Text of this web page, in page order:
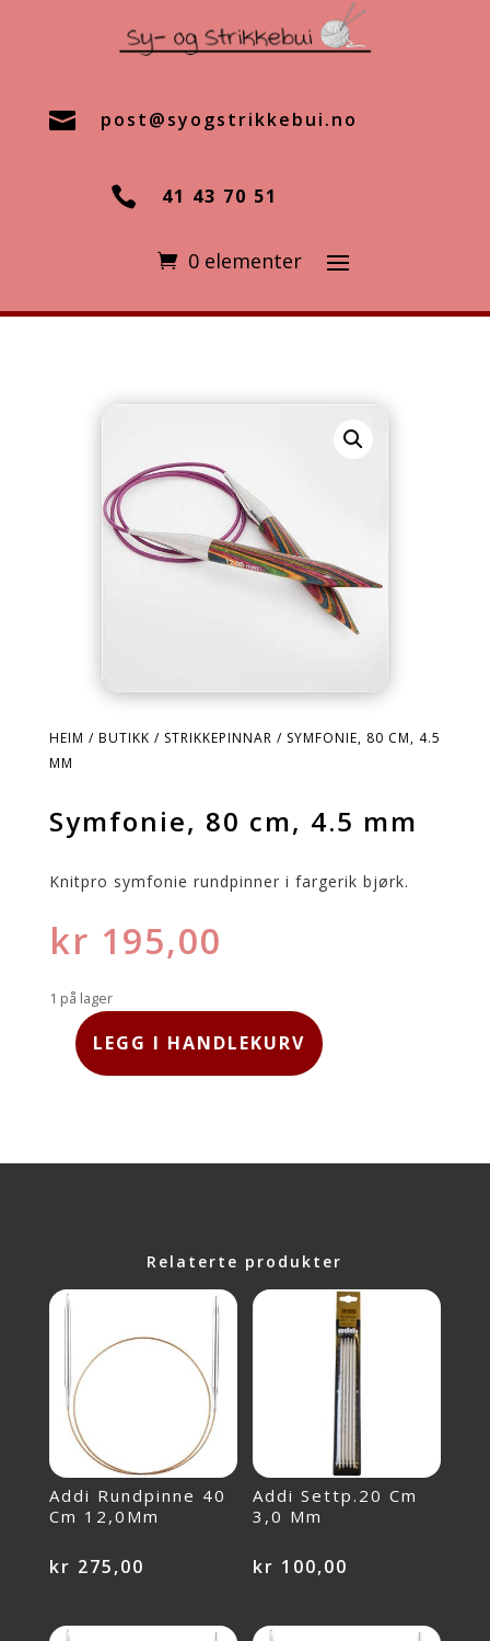
 post@syogstrikkebui.no
 41 43 70 51
0 elementer
HEIM / BUTIKK / STRIKKEPINNAR / SYMFONIE, 80 CM, 4.5
MM
Symfonie, 80 cm, 4.5 mm
Knitpro symfonie rundpinner i fargerik bjørk.
kr 195,00
1 på lager
SYMFONIE,
LEGG I HANDLEKURV
Relaterte produkter
Addi Rundpinne 40
Cm 12,0Mm
kr 275,00
Addi Settp.20 Cm
3,0 Mm
kr 100,00